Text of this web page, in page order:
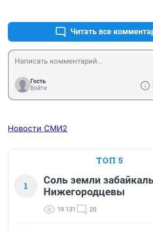
Читать все
Гость
Войти
Новости СМИ2
ТОП 5
1
Соль земли
Нижегородцевы
19 131 20